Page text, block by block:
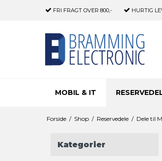
FRI FRAGT OVER 800,- HURTIG
MOBIL & IT
Forside / Shop / Reservedele / Dele til
Kategorier